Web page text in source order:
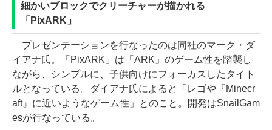
細かいブロックでクリーチャーが描かれる
「PixARK」
プレゼンテーションを行なったのは同社のマーク・ダ
イアナ氏。「PixARK」は「ARK」のゲーム性を踏襲し
ながら、シンプルに、子供向けにフォーカスしたタイト
ルとなっている。ダイアナ氏によると「レゴや『Minecr
aft』に近いようなゲーム性」とのこと。開発はSnailGam
esが行なっている。